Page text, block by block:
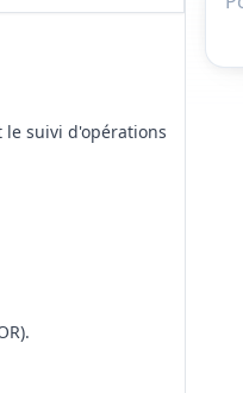
suivi d'opérations